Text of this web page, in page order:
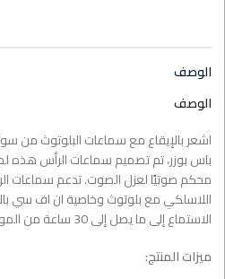
الوصف
الوصف
اشعر بالإيقاع مع سماعات البلوتوث من
باس بوزر، تم تصميم سماعات الرأس هذه
محكم صوتيًا لعزل الصوت. تدعم سماعات
اللاسلكي مع بلوتوث وخاصية ان اف سي
الاستماع إلى ما يصل إلى 30 ساعة من الموسيقى قبل شحن البطاريات.
ميزات المنتج: